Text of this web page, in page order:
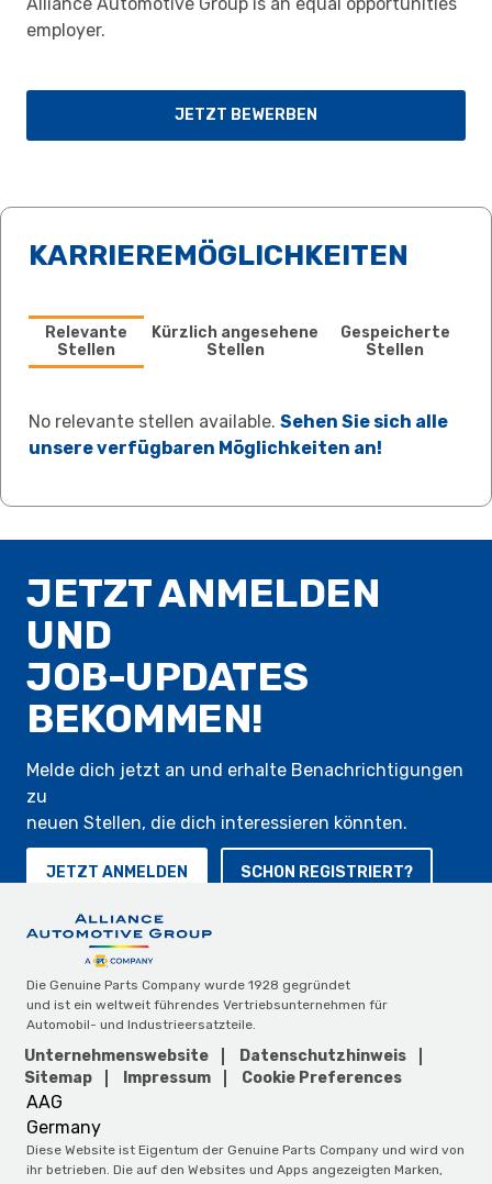
employer.
JETZT BEWERBEN
KARRIEREMÖGLICHKEITEN
Relevante
Stellen
Kürzlich angesehene
Stellen
Gespeicherte
Stellen
No relevante stellen available. Sehen Sie sich alle
unsere verfügbaren Möglichkeiten an!
JETZT ANMELDEN
UND
JOB-UPDATES
BEKOMMEN!
Melde dich jetzt an und erhalte Benachrichtigungen
zu
neuen Stellen, die dich interessieren könnten.
JETZT ANMELDEN SCHON REGISTRIERT?
Die Genuine Parts Company wurde 1928 gegründet
und ist ein weltweit führendes Vertriebsunternehmen für
Automobil- und Industrieersatzteile.
Unternehmenswebsite
Datenschutzhinweis
Sitemap
Impressum Cookie Preferences
AAG
Germany
Diese Website ist Eigentum der Genuine Parts Company und wird von
ihr betrieben. Die auf den Websites und Apps angezeigten Marken,